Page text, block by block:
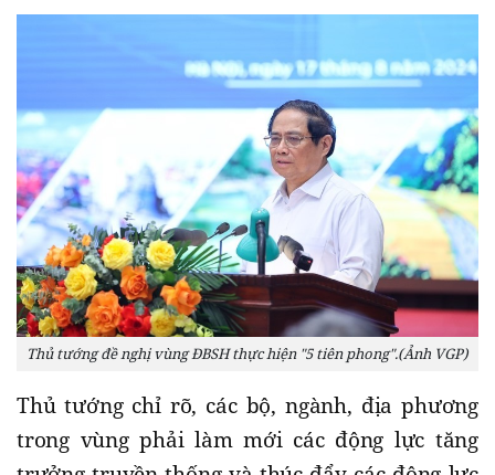
Thủ tướng đề nghị vùng ĐBSH thực hiện "5 tiên phong".(Ảnh VGP)
Thủ tướng chỉ rõ, các bộ, ngành, địa phương
trong vùng phải làm mới các động lực tăng